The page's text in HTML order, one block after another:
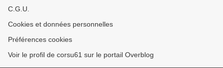
C.G.U.
Cookies et données personnelles
Préférences cookies
Voir le profil de corsu61 sur le portail Overblog